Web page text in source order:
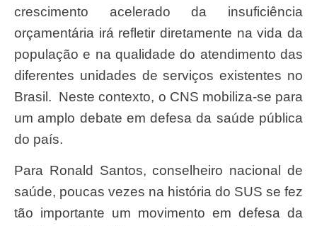
crescimento acelerado da insuficiência
orçamentária irá refletir diretamente na vida da
população e na qualidade do atendimento das
diferentes unidades de serviços existentes no
Brasil. Neste contexto, o CNS mobiliza-se para
um amplo debate em defesa da saúde pública
do país.
Para Ronald Santos, conselheiro nacional de
saúde, poucas vezes na história do SUS se fez
tão importante um movimento em defesa da